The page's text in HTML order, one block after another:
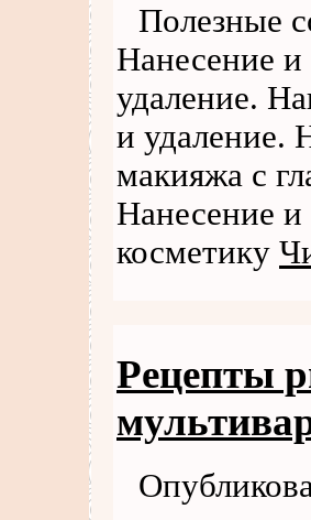
Полезные
Нанесение и
удаление.
и удаление.
макияжа с
Нанесение и
косметику
Рецепты